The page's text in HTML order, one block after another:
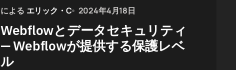
による エリック・C 2024年4月18日
Webflowとデータセキュリティ
— Webflowが提供する保護レベ
ル